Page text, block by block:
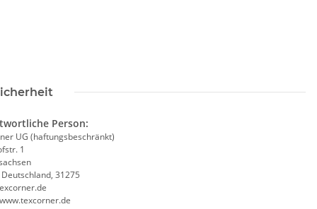
Person:
UG (haftungsbeschränkt)
1
31275